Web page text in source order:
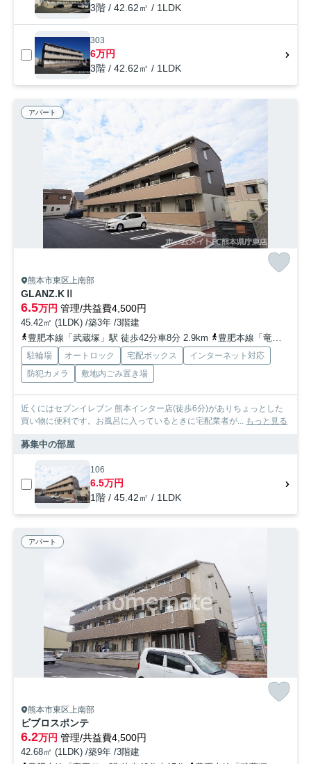
3階 / 42.62㎡ / 1LDK
303
6万円
3階 / 42.62㎡ / 1LDK
アパート
熊本市東区上南部
GLANZ.KⅡ
6.5万円 管理/共益費4,500円
45.42㎡ (1LDK) /築3年 /3階建
豊肥本線「武蔵塚」駅 徒歩42分車8分 2.9km
豊肥本線「竜田口」駅 徒歩37分車8分 3.0km
駐輪場 オートロック 宅配ボックス
インターネット対応
防犯カメラ
敷地内ごみ置き場
近くにはセブンイレブン 熊本インター店(徒歩6分)がありちょっとした
買い物に便利です。お風呂に入っているときに宅配業者が... もっと見る
募集中の部屋
106
6.5万円
1階 / 45.42㎡ / 1LDK
アパート
熊本市東区上南部
ビブロスポンテ
6.2万円 管理/共益費4,500円
42.68㎡ (1LDK) /築9年 /3階建